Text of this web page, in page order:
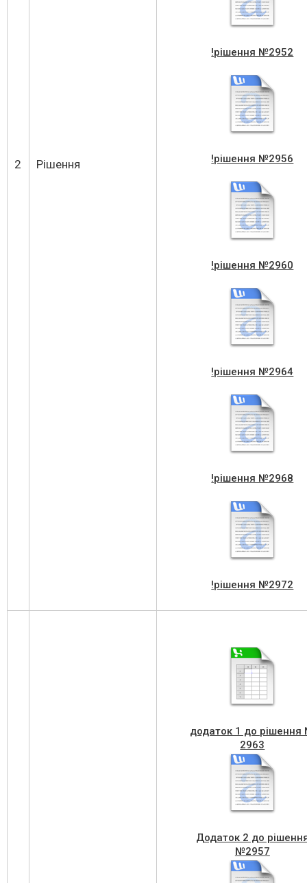
2 Рішення
!рішення №2952
!рішення №2956
!рішення №2960
!рішення №2964
!рішення №2968
!рішення №2972
додаток 1 до
2963
Додаток 2 до
№2957